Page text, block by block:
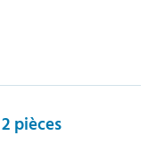
pièces